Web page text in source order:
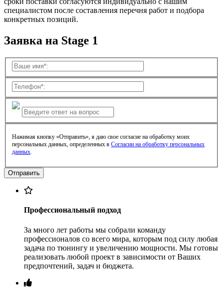
специалистом после составления перечня работ и подбора
конкретных позиций.
Заявка на Stage 1
Нажимая кнопку «Отправить», я даю свое согласие на обработку моих
персональных данных, определенных в Согласии на обработку персональных
данных.
Профессиональный подход
За много лет работы мы собрали команду
профессионалов со всего мира, которым под силу любая
задача по тюнингу и увеличению мощности. Мы готовы
реализовать любой проект в зависимости от Ваших
предпочтений, задач и бюджета.